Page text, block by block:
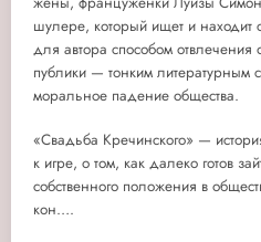
шулере, который ищет и находит
для автора способом
публики — тонким
моральное падение общества.
«Свадьба Кречинского» —
к игре, о том, как далеко готов
собственного положения в
кон….